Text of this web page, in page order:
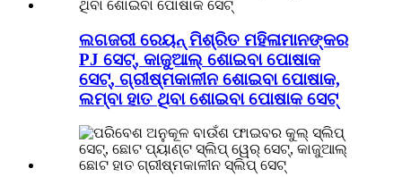
ଲଗଜରୀ ରେୟନ୍ ମିଶ୍ରିତ ମହିଳାମାନଙ୍କର
PJ ସେଟ୍, କାଜୁଆଲ୍ ଶୋଇବା ପୋଷାକ
ସେଟ୍, ଗ୍ରୀଷ୍ମକାଳୀନ ଶୋଇବା ପୋଷାକ,
ଲମ୍ବା ହାତ ଥିବା ଶୋଇବା ପୋଷାକ ସେଟ୍